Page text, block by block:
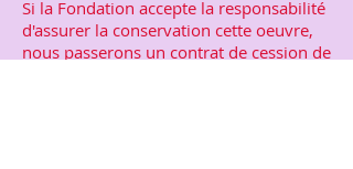
Si la Fondation accepte la responsabilité
d'assurer la conservation cette oeuvre,
nous passerons un contrat de cession de